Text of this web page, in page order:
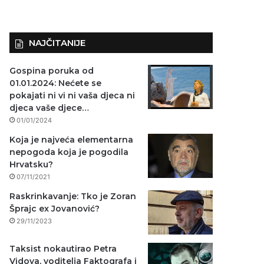
NAJČITANIJE
Gospina poruka od
01.01.2024: Nećete se
pokajati ni vi ni vaša djeca ni
djeca vaše djece…
01/01/2024
Koja je najveća elementarna
nepogoda koja je pogodila
Hrvatsku?
07/11/2021
Raskrinkavanje: Tko je Zoran
Šprajc ex Jovanović?
29/11/2023
Taksist nokautirao Petra
Vidova, voditelja Faktografa i